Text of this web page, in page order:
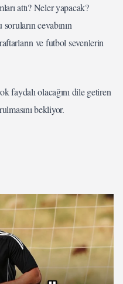
attı? Neler yapacak?
cevabının
ve futbol sevenlerin
faydalı olacağını dile getiren
bekliyor.